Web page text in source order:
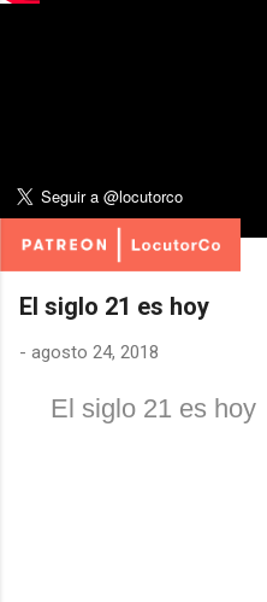
El siglo 21 es hoy
- agosto 24, 2018
El siglo 21 es hoy